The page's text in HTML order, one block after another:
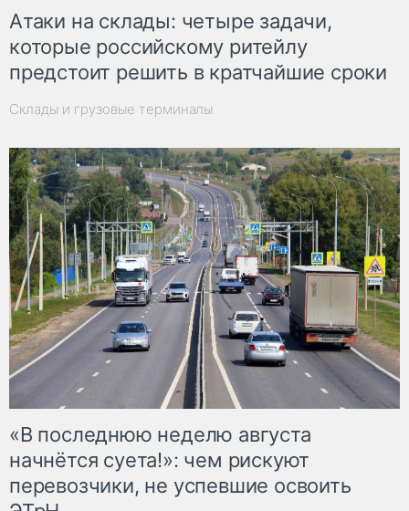
Атаки на склады: четыре задачи,
которые российскому ритейлу
предстоит решить в кратчайшие сроки
Склады и грузовые терминалы
«В последнюю неделю августа
начнётся суета!»: чем рискуют
перевозчики, не успевшие освоить